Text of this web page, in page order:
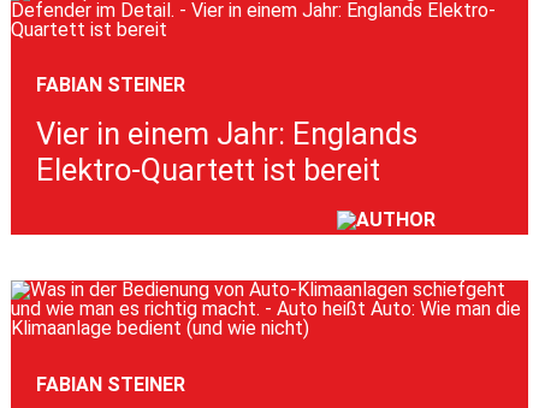
FABIAN STEINER
Vier in einem Jahr: Englands
Elektro-Quartett ist bereit
FABIAN STEINER